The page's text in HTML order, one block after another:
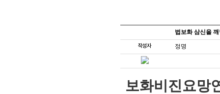
법보화 삼신을
정명
보화비진요망